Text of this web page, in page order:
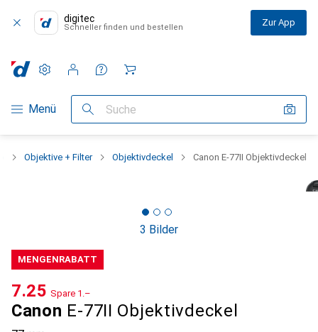
digitec
Schneller finden und bestellen Zur App
Navigation nach Kategorien
Menü Suche
Einstellungen
Kundenkonto
Vergleichslisten
Merklisten
Warenkorb
Objektive + Filter Objektivdeckel Canon E-77II Objektivdeckel
3 Bilder
MENGENRABATT
Canon E-77II Objektivdeckel
CHF
7.25 Spare CHF
1.–